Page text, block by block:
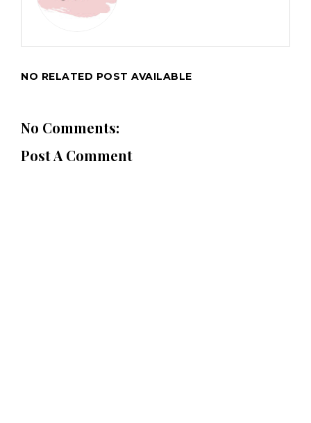
NO RELATED POST AVAILABLE
No Comments:
Post A Comment